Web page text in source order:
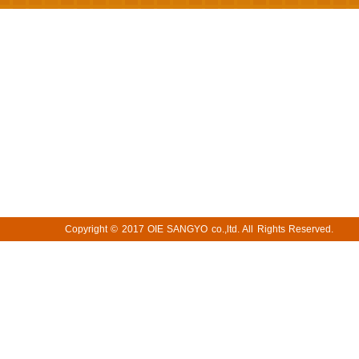
Copyright © 2017 OIE SANGYO co.,ltd. All Rights Reserved.